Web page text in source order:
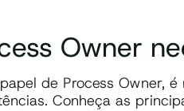
Owner
de Process Owner,
Conheça as